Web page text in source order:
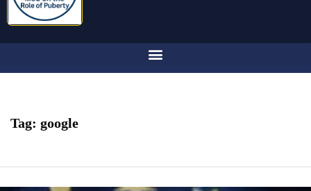
Tag: google